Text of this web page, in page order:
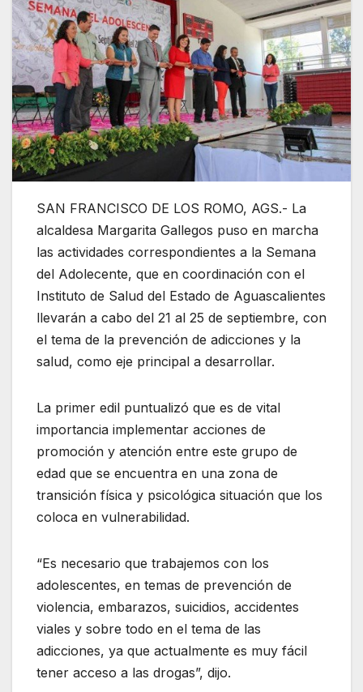
SAN FRANCISCO DE LOS ROMO, AGS.- La
alcaldesa Margarita Gallegos puso en marcha
las actividades correspondientes a la Semana
del Adolecente, que en coordinación con el
Instituto de Salud del Estado de Aguascalientes
llevarán a cabo del 21 al 25 de septiembre, con
el tema de la prevención de adicciones y la
salud, como eje principal a desarrollar.
La primer edil puntualizó que es de vital
importancia implementar acciones de
promoción y atención entre este grupo de
edad que se encuentra en una zona de
transición física y psicológica situación que los
coloca en vulnerabilidad.
“Es necesario que trabajemos con los
adolescentes, en temas de prevención de
violencia, embarazos, suicidios, accidentes
viales y sobre todo en el tema de las
adicciones, ya que actualmente es muy fácil
tener acceso a las drogas”, dijo.